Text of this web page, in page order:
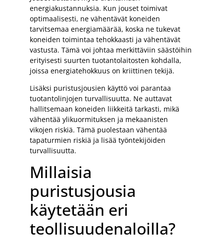
energiakustannuksia. Kun jouset toimivat
optimaalisesti, ne vähentävät koneiden
tarvitsemaa energiamäärää, koska ne tukevat
koneiden toimintaa tehokkaasti ja vähentävät
vastusta. Tämä voi johtaa merkittäviin säästöihin
erityisesti suurten tuotantolaitosten kohdalla,
joissa energiatehokkuus on kriittinen tekijä.
Lisäksi puristusjousien käyttö voi parantaa
tuotantolinjojen turvallisuutta. Ne auttavat
hallitsemaan koneiden liikkeitä tarkasti, mikä
vähentää ylikuormituksen ja mekaanisten
vikojen riskiä. Tämä puolestaan vähentää
tapaturmien riskiä ja lisää työntekijöiden
turvallisuutta.
Millaisia
puristusjousia
käytetään eri
teollisuudenaloilla?